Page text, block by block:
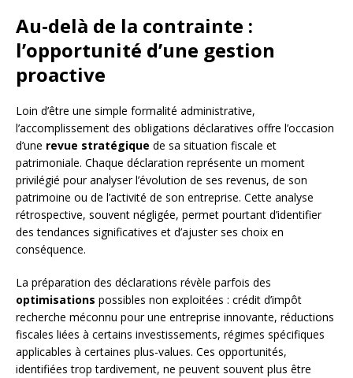
Au-delà de la contrainte :
l’opportunité d’une gestion
proactive
Loin d’être une simple formalité administrative,
l’accomplissement des obligations déclaratives offre l’occasion
d’une revue stratégique de sa situation fiscale et
patrimoniale. Chaque déclaration représente un moment
privilégié pour analyser l’évolution de ses revenus, de son
patrimoine ou de l’activité de son entreprise. Cette analyse
rétrospective, souvent négligée, permet pourtant d’identifier
des tendances significatives et d’ajuster ses choix en
conséquence.
La préparation des déclarations révèle parfois des
optimisations possibles non exploitées : crédit d’impôt
recherche méconnu pour une entreprise innovante, réductions
fiscales liées à certains investissements, régimes spécifiques
applicables à certaines plus-values. Ces opportunités,
identifiées trop tardivement, ne peuvent souvent plus être